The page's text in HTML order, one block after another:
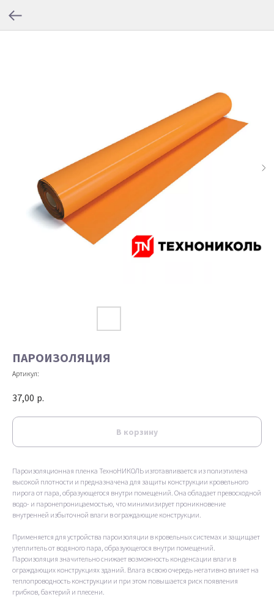
ПАРОИЗОЛЯЦИЯ
Артикул:
37,00 р.
В корзину
Пароизоляционная пленка ТехноНИКОЛЬ изготавливается из полиэтилена
высокой плотности и предназначена для защиты конструкции кровельного
пирога от пара, образующегося внутри помещений. Она обладает превосходной
водо- и паронепроницаемостью, что минимизирует проникновение
внутренней избыточной влаги в ограждающие конструкции.
Применяется для устройства пароизоляции в кровельных системах и защищает
утеплитель от водяного пара, образующегося внутри помещений.
Пароизоляция значительно снижает возможность конденсации влаги в
ограждающих конструкциях зданий. Влага в свою очередь негативно влияет на
теплопроводность конструкции и при этом повышается риск появления
грибков, бактерий и плесени.